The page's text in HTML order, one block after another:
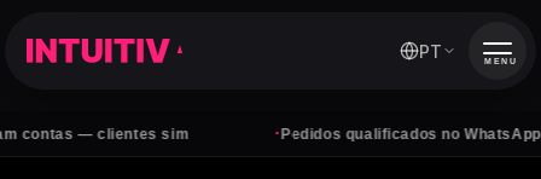
clientes sim · Pedidos qualificados no WhatsApp, todos os
PT MENU